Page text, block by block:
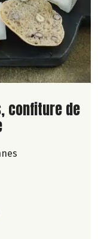
confiture de